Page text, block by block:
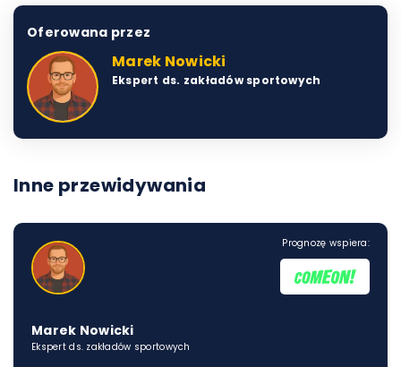
Oferowana przez
Marek Nowicki
Ekspert ds. zakładów sportowych
Inne przewidywania
Prognozę wspiera:
Marek Nowicki
Ekspert ds. zakładów sportowych